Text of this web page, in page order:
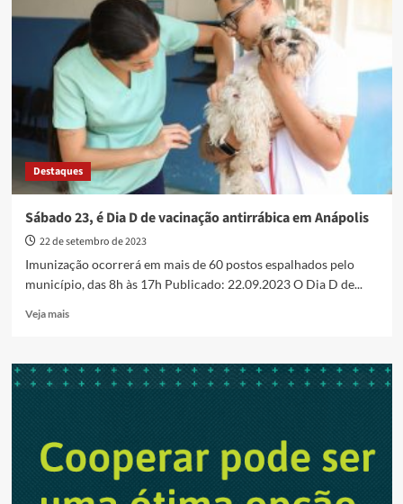
Destaques
Sábado 23, é Dia D de vacinação antirrábica em Anápolis
22 de setembro de 2023
Imunização ocorrerá em mais de 60 postos espalhados pelo
município, das 8h às 17h Publicado: 22.09.2023 O Dia D de...
Veja maisRead
Sábado
23,
de
vacinação
antirrábica
em